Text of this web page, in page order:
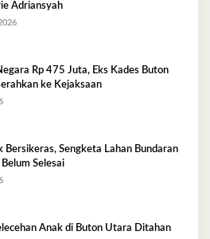
Adriansyah
Rp 475 Juta, Eks Kades Buton
ke Kejaksaan
Bersikeras, Sengketa Lahan Bundaran
Selesai
Anak di Buton Utara Ditahan